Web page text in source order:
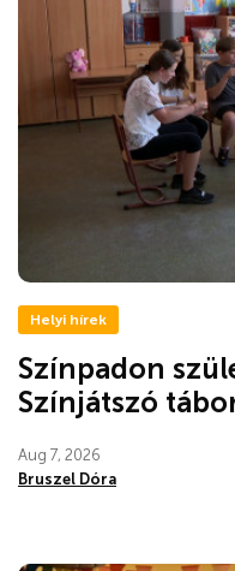
Helyi hírek
Színpadon
Színjátszó
Aug 7, 2026
Bruszel Dóra